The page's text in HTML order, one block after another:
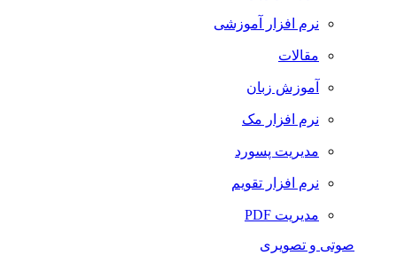
نرم افزار آموزشی
مقالات
آموزش زبان
نرم افزار مک
مدیریت پسورد
نرم افزار تقویم
مدیریت PDF
صوتی و تصویری